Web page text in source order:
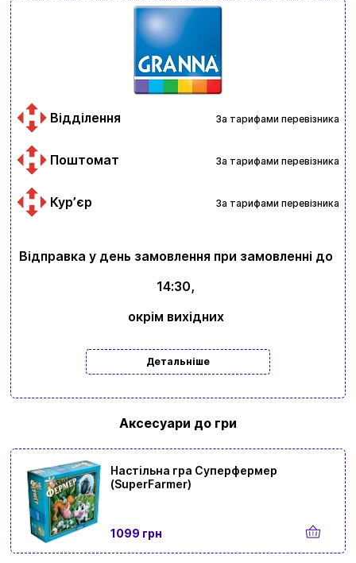
Відділення За тарифами перевізника
Поштомат За тарифами перевізника
Курʼєр За тарифами перевізника
Відправка у день замовлення при замовленні до
14:30,
окрім вихідних
Детальніше
Аксесуари до гри
1099 грн
Настільна гра Суперфермер
(SuperFarmer)